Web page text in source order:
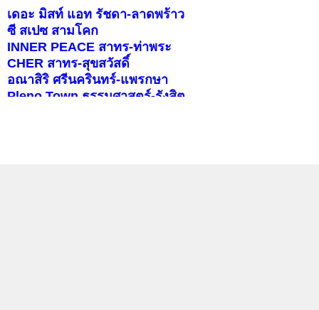
เดอะ มิสท์ แอท รัชดา-ลาดพร้าว
ซี สเปซ สามโคก
INNER PEACE สาทร-ท่าพระ
CHER สาทร-สุขสวัสดิ์
อณาสิริ ศรีนครินทร์-แพรกษา
Pleno Town ธรรมศาสตร์-รังสิต